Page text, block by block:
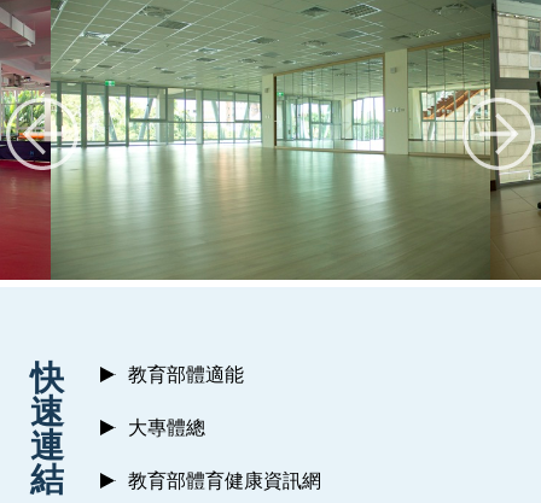
快
速
連
結
教育部體適能
大專體總
教育部體育健康資訊網